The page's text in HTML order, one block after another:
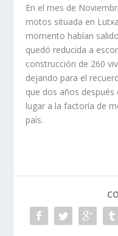
En el mes de
motos situada en
momento habí­an
quedó reducida a
construcción de 260
dejando para el
que dos años
lugar a la factorí­a de
paí­s.